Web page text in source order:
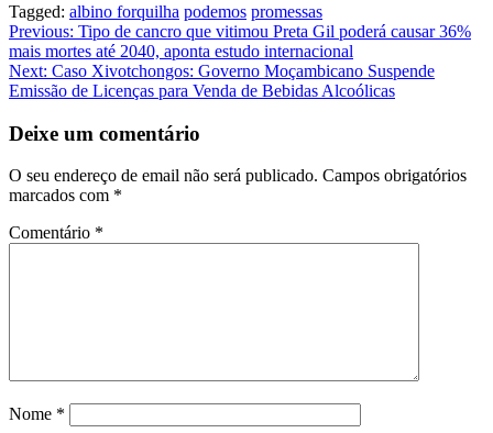
Tagged: albino forquilha podemos promessas
Navegação
de
artigos
Previous: Tipo de cancro que vitimou Preta Gil poderá causar 36%
mais mortes até 2040, aponta estudo internacional
Next: Caso Xivotchongos: Governo Moçambicano Suspende
Emissão de Licenças para Venda de Bebidas Alcoólicas
Deixe um comentário
O seu endereço de email não será publicado. Campos obrigatórios
marcados com *
Comentário *
Nome *